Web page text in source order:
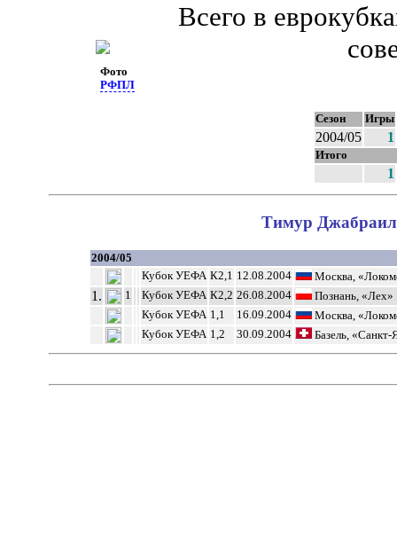
Фото
РФПЛ
Всего в
Сезон Игры
2004/05 1
Итого
1
Тимур
2004/05
Кубок УЕФА К2,1 12.08.2004 Москва,
1. 1 Кубок УЕФА К2,2 26.08.2004
Познань, «Лех»
Кубок УЕФА 1,1 16.09.2004
Москва,
Кубок УЕФА 1,2 30.09.2004 Базель, «Санкт-